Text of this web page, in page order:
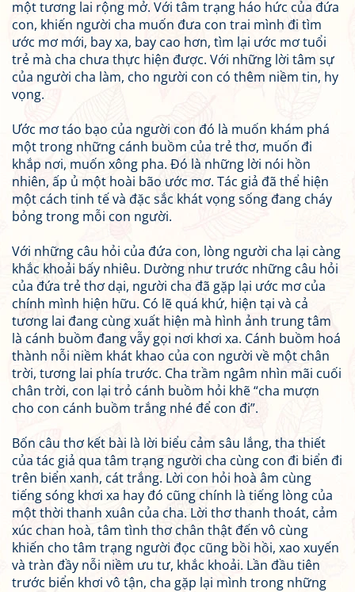
một tương lai rộng mở. Với tâm trạng háo hức của đứa
con, khiến người cha muốn đưa con trai mình đi tìm
ước mơ mới, bay xa, bay cao hơn, tìm lại ước mơ tuổi
trẻ mà cha chưa thực hiện được. Với những lời tâm sự
của người cha làm, cho người con có thêm niềm tin, hy
vọng.
Ước mơ táo bạo của người con đó là muốn khám phá
một trong những cánh buồm của trẻ thơ, muốn đi
khắp nơi, muốn xông pha. Đó là những lời nói hồn
nhiên, ấp ủ một hoài bão ước mơ. Tác giả đã thể hiện
một cách tinh tế và đặc sắc khát vọng sống đang cháy
bỏng trong mỗi con người.
Với những câu hỏi của đứa con, lòng người cha lại càng
khắc khoải bấy nhiêu. Dường như trước những câu hỏi
của đứa trẻ thơ dại, người cha đã gặp lại ước mơ của
chính mình hiện hữu. Có lẽ quá khứ, hiện tại và cả
tương lai đang cùng xuất hiện mà hình ảnh trung tâm
là cánh buồm đang vẫy gọi nơi khơi xa. Cánh buồm hoá
thành nỗi niềm khát khao của con người về một chân
trời, tương lai phía trước. Cha trầm ngâm nhìn mãi cuối
chân trời, con lại trỏ cánh buồm hỏi khẽ “cha mượn
cho con cánh buồm trắng nhé để con đi”.
Bốn câu thơ kết bài là lời biểu cảm sâu lắng, tha thiết
của tác giả qua tâm trạng người cha cùng con đi biển đi
trên biển xanh, cát trắng. Lời con hỏi hoà âm cùng
tiếng sóng khơi xa hay đó cũng chính là tiếng lòng của
một thời thanh xuân của cha. Lời thơ thanh thoát, cảm
xúc chan hoà, tâm tình thơ chân thật đến vô cùng
khiến cho tâm trạng người đọc cũng bồi hồi, xao xuyến
và tràn đầy nỗi niềm ưu tư, khắc khoải. Lần đầu tiên
trước biển khơi vô tận, cha gặp lại mình trong những